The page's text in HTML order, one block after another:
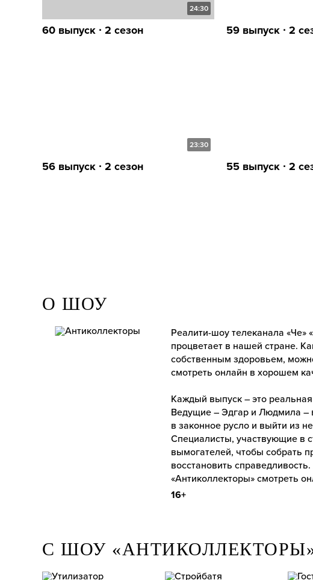
24:30
60 выпуск ∙ 2 сезон 59 выпуск ∙ 2
23:30
56 выпуск ∙ 2 сезон 55 выпуск ∙ 2
О ШОУ
Реалити-шоу телеканала «Че»
процветает в нашей стране.
собственным здоровьем,
смотреть онлайн в хорошем
Каждый выпуск – это
Ведущие – Эдгар и Людмила –
в законное русло и выйти из
Специалисты, участвующие в
вымогателей, чтобы собрать
восстановить
«Антиколлекторы» смотреть
16+
С ШОУ